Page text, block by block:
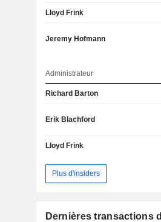
Lloyd Frink
Jeremy Hofmann
Administrateur
Richard Barton
Erik Blachford
Lloyd Frink
Plus d'insiders
Dernières transactions